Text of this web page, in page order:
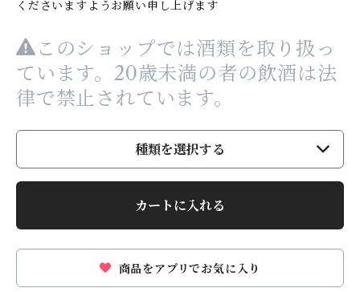
くださいますようお願い申し上げます
このショップでは酒類を取り扱っ
ています。20歳未満の者の飲酒は法
律で禁止されています。
種類を選択する
カートに入れる
商品をアプリでお気に入り